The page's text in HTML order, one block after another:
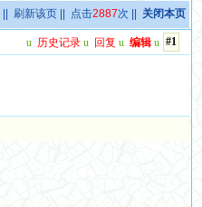
||刷新该页 || 点击2887次 || 关闭本页
#1
u 历史记录 u 回复 u 编辑 u